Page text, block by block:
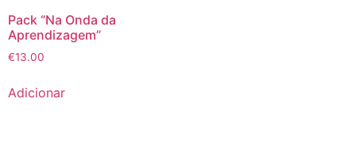
Pack “Na Onda da
Aprendizagem”
€13.00
Adicionar